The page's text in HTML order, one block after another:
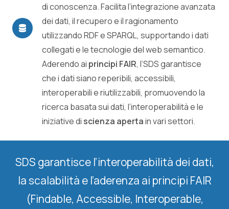
di conoscenza. Facilita l’integrazione avanzata
dei dati, il recupero e il ragionamento
utilizzando RDF e SPARQL, supportando i dati
collegati e le tecnologie del web semantico.
Aderendo ai principi FAIR, l’SDS garantisce
che i dati siano reperibili, accessibili,
interoperabili e riutilizzabili, promuovendo la
ricerca basata sui dati, l’interoperabilità e le
iniziative di scienza apertain vari settori.
SDS garantisce l’interoperabilità dei dati,
la scalabilità e l’aderenza ai principi FAIR
(Findable, Accessible, Interoperable,